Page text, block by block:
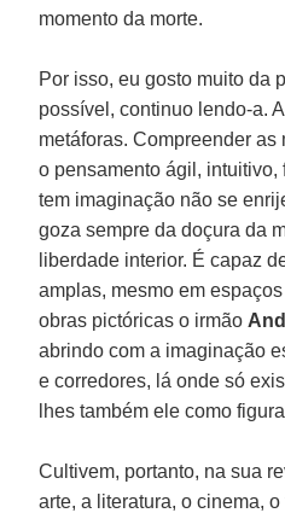
momento da morte.
Por isso, eu gosto muito da
possível, continuo lendo-a.
metáforas. Compreender as
o pensamento ágil, intuitivo,
tem imaginação não se
goza sempre da doçura da
liberdade interior. É capaz
amplas, mesmo em
obras pictóricas o irmão
abrindo com a imaginação
e corredores, lá onde só
lhes também ele como
Cultivem, portanto, na sua
arte, a literatura, o cinema,